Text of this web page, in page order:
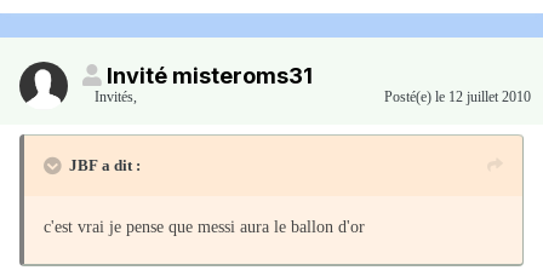
Invité misteroms31
Invités, Posté(e) le 12 juillet 2010
JBF a dit :
c'est vrai je pense que messi aura le ballon d'or